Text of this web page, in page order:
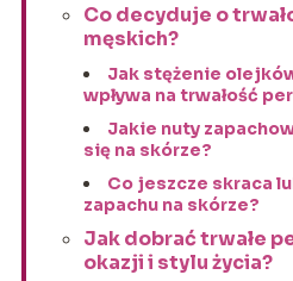
Co decyduje o
męskich?
Jak stężenie
wpływa na trwałość
Jakie nuty
się na skórze?
Co jeszcze skraca
zapachu na skórze?
Jak dobrać trwałe
okazji i stylu życia?